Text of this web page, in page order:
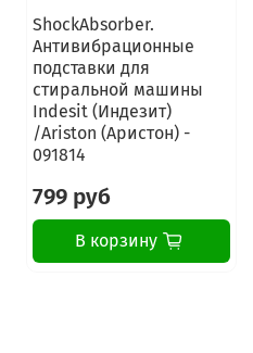
ShockAbsorber.
Антивибрационные
подставки для
стиральной машины
Indesit (Индезит)
/Ariston (Аристон) -
091814
799 руб
В корзину